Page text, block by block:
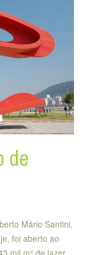
de
Mário Santini,
foi aberto ao
mil m² de lazer.